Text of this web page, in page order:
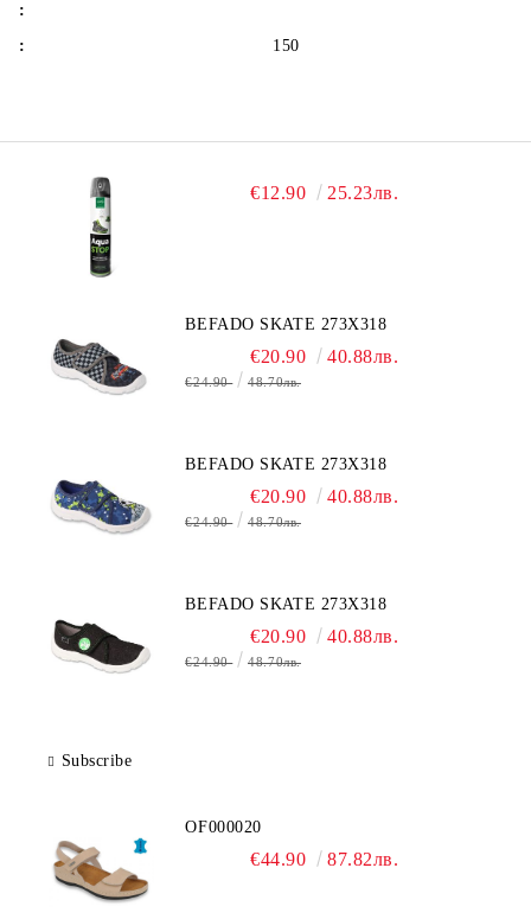
:
:
150
€12.90 25.23лв.
BEFADO SKATE 273X318
€20.90 40.88лв.
€24.90 48.70лв.
BEFADO SKATE 273X318
€20.90 40.88лв.
€24.90 48.70лв.
BEFADO SKATE 273X318
€20.90 40.88лв.
€24.90 48.70лв.
Subscribe
OF000020
€44.90 87.82лв.